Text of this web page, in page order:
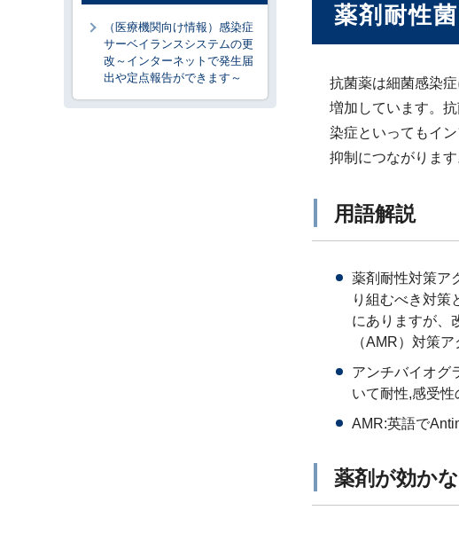
薬剤耐性
抗菌薬は細菌感染
増加しています。
染症といってもイ
抑制につながります
用語解説
薬剤耐性対策ア
り組むべき対策
にありますが、
（AMR）対策
アンチバイオグ
いて耐性,感受
AMR:英語で
薬剤が効か
（医療機関向け情報）感染症
サーベイランスシステムの更
改～インターネットで発生届
出や定点報告ができます～